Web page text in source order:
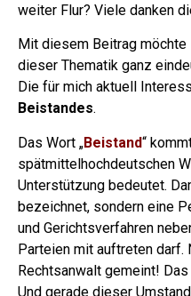
weiter Flur? Viele danken
Mit diesem Beitrag
dieser Thematik ganz
Die für mich aktuell
Beistandes.
Das Wort „Beistand“
spätmittelhochdeutschen
Unterstützung bedeutet.
bezeichnet, sondern eine
und Gerichtsverfahren
Parteien mit auftreten
Rechtsanwalt gemeint!
Und gerade dieser